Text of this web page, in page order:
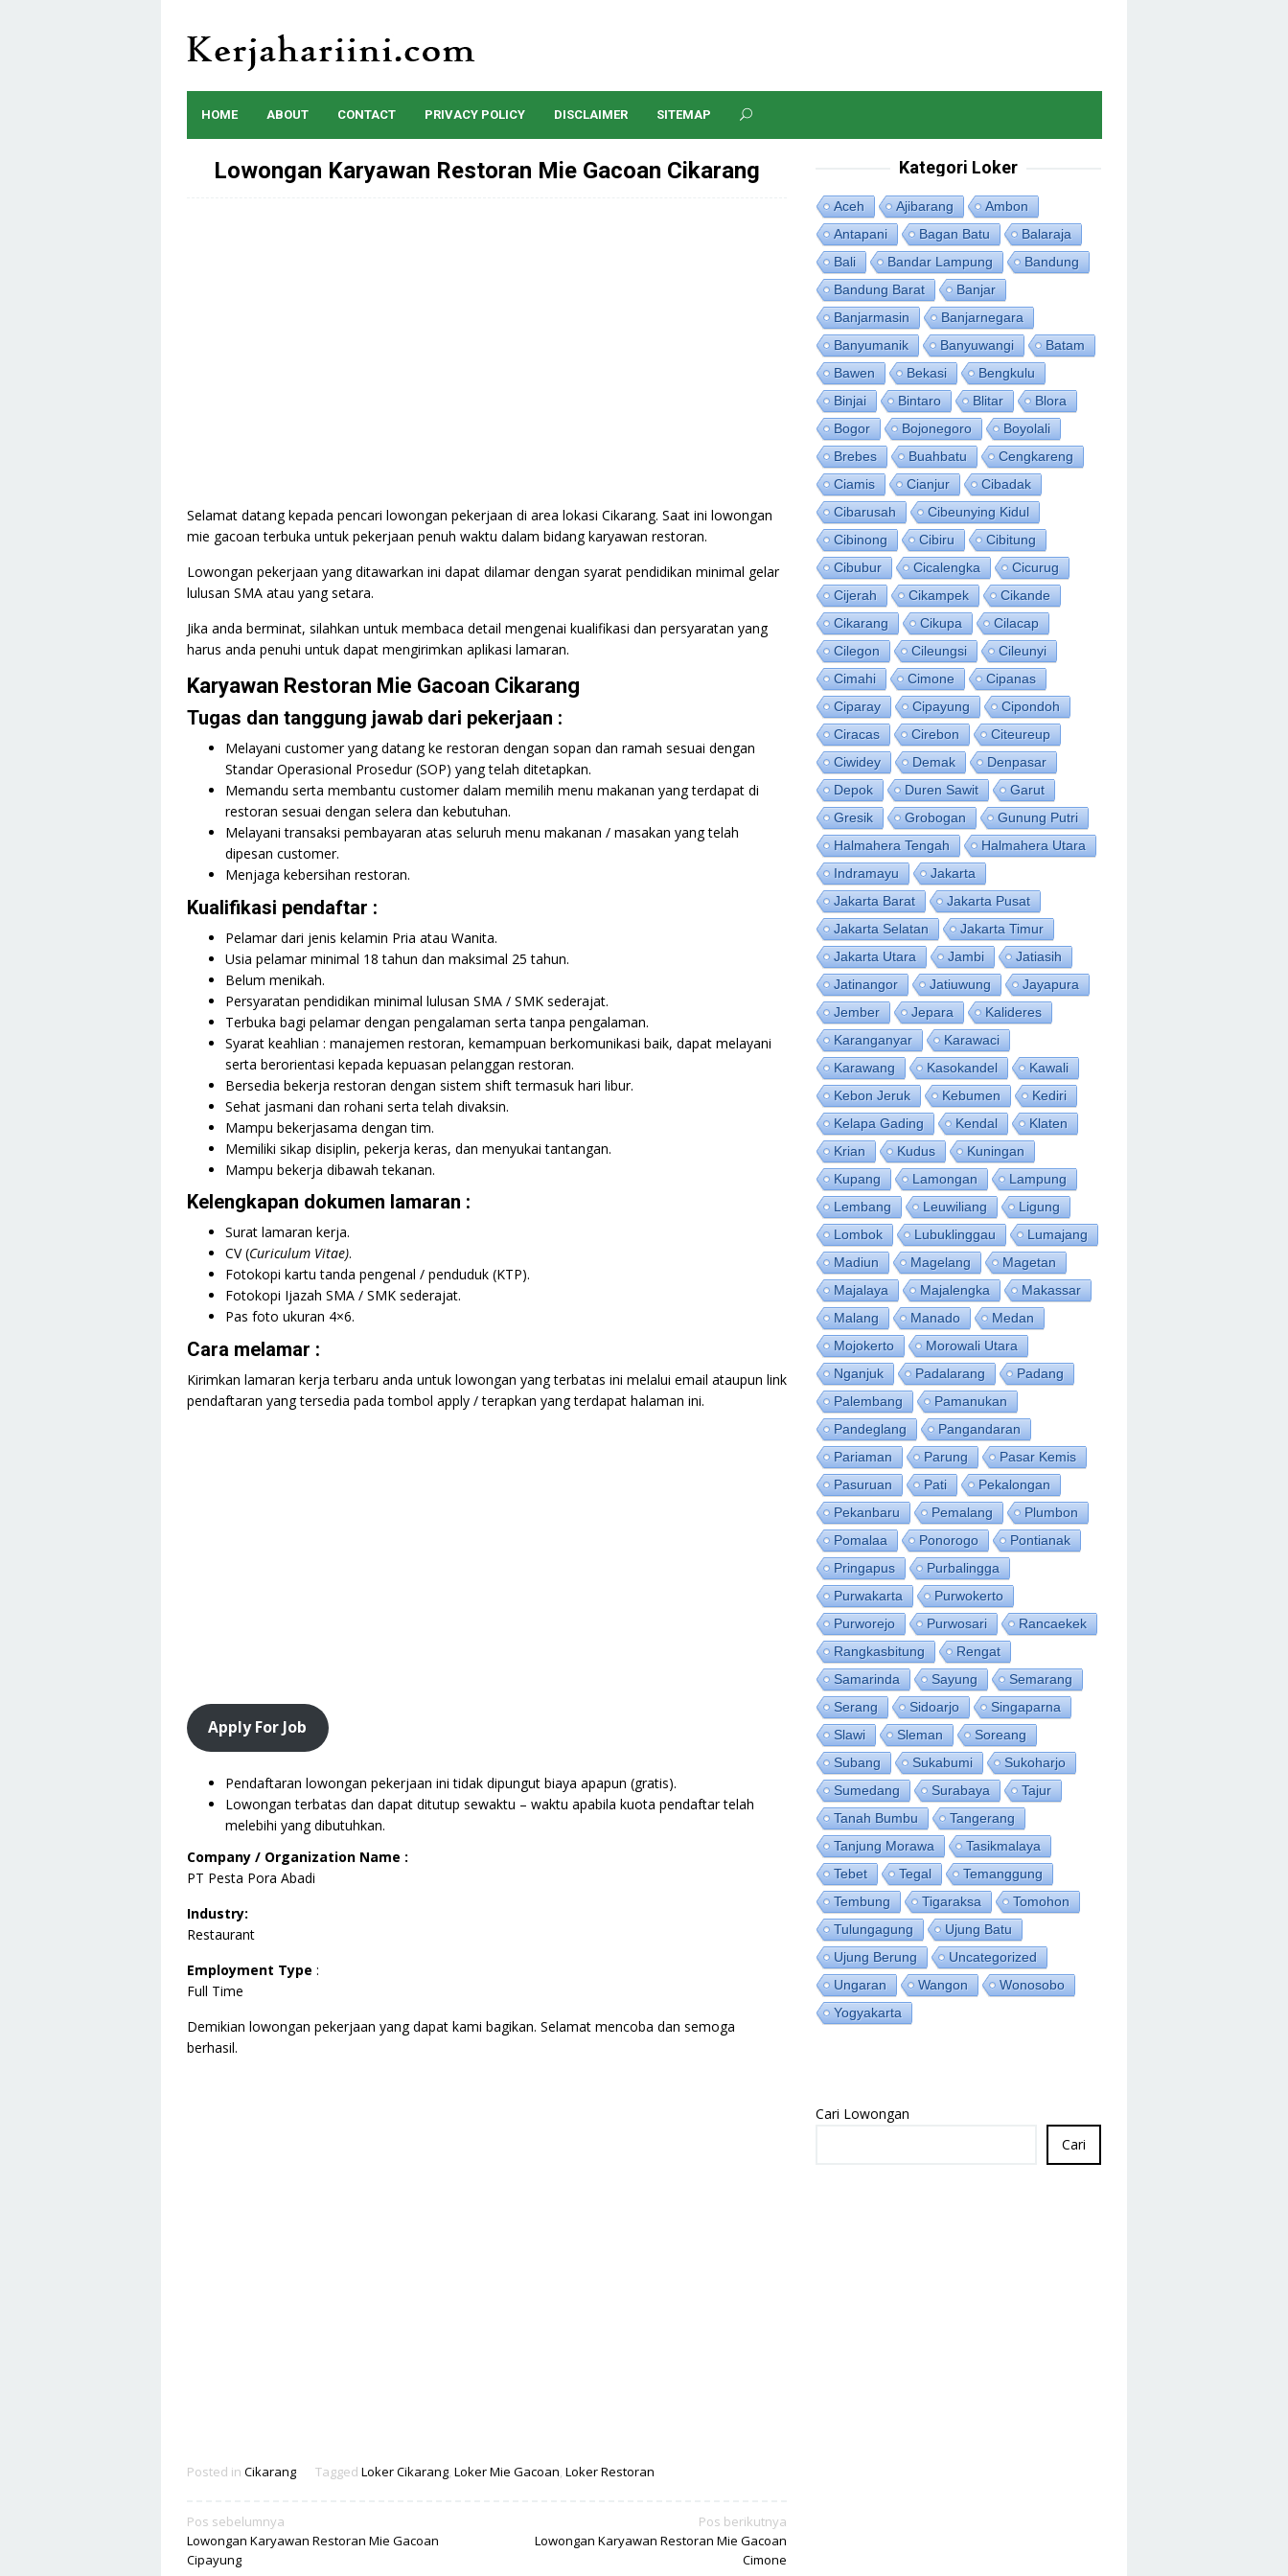
content
HOME ABOUT CONTACT PRIVACY POLICY DISCLAIMER SITEMAP
Lowongan Karyawan Restoran Mie Gacoan Cikarang
Selamat datang kepada pencari lowongan pekerjaan di area lokasi Cikarang. Saat ini lowongan
mie gacoan terbuka untuk pekerjaan penuh waktu dalam bidang karyawan restoran.
Lowongan pekerjaan yang ditawarkan ini dapat dilamar dengan syarat pendidikan minimal gelar
lulusan SMA atau yang setara.
Jika anda berminat, silahkan untuk membaca detail mengenai kualifikasi dan persyaratan yang
harus anda penuhi untuk dapat mengirimkan aplikasi lamaran.
Karyawan Restoran Mie Gacoan Cikarang
Tugas dan tanggung jawab dari pekerjaan :
Melayani customer yang datang ke restoran dengan sopan dan ramah sesuai dengan
Standar Operasional Prosedur (SOP) yang telah ditetapkan.
Memandu serta membantu customer dalam memilih menu makanan yang terdapat di
restoran sesuai dengan selera dan kebutuhan.
Melayani transaksi pembayaran atas seluruh menu makanan / masakan yang telah
dipesan customer.
Menjaga kebersihan restoran.
Kualifikasi pendaftar :
Pelamar dari jenis kelamin Pria atau Wanita.
Usia pelamar minimal 18 tahun dan maksimal 25 tahun.
Belum menikah.
Persyaratan pendidikan minimal lulusan SMA / SMK sederajat.
Terbuka bagi pelamar dengan pengalaman serta tanpa pengalaman.
Syarat keahlian : manajemen restoran, kemampuan berkomunikasi baik, dapat melayani
serta berorientasi kepada kepuasan pelanggan restoran.
Bersedia bekerja restoran dengan sistem shift termasuk hari libur.
Sehat jasmani dan rohani serta telah divaksin.
Mampu bekerjasama dengan tim.
Memiliki sikap disiplin, pekerja keras, dan menyukai tantangan.
Mampu bekerja dibawah tekanan.
Kelengkapan dokumen lamaran :
Surat lamaran kerja.
CV (Curiculum Vitae).
Fotokopi kartu tanda pengenal / penduduk (KTP).
Fotokopi Ijazah SMA / SMK sederajat.
Pas foto ukuran 4×6.
Cara melamar :
Kirimkan lamaran kerja terbaru anda untuk lowongan yang terbatas ini melalui email ataupun link
pendaftaran yang tersedia pada tombol apply / terapkan yang terdapat halaman ini.
Apply For Job
Pendaftaran lowongan pekerjaan ini tidak dipungut biaya apapun (gratis).
Lowongan terbatas dan dapat ditutup sewaktu – waktu apabila kuota pendaftar telah
melebihi yang dibutuhkan.
Company / Organization Name :
PT Pesta Pora Abadi
Industry:
Restaurant
Employment Type :
Full Time
Demikian lowongan pekerjaan yang dapat kami bagikan. Selamat mencoba dan semoga
berhasil.
Posted in Cikarang Tagged Loker Cikarang, Loker Mie Gacoan, Loker Restoran
Navigasi
pos
Pos sebelumnya
Lowongan Karyawan Restoran Mie Gacoan
Cipayung
Pos berikutnya
Lowongan Karyawan Restoran Mie Gacoan
Cimone
Kategori Loker
Aceh Ajibarang
Ambon
Antapani
Bagan Batu
Balaraja
Bali
Bandar Lampung
Bandung
Bandung Barat
Banjar
Banjarmasin
Banjarnegara
Banyumanik
Banyuwangi
Batam
Bawen
Bekasi
Bengkulu
Binjai
Bintaro Blitar
Blora
Bogor
Bojonegoro
Boyolali
Brebes
Buahbatu
Cengkareng
Ciamis
Cianjur
Cibadak
Cibarusah
Cibeunying Kidul
Cibinong
Cibiru
Cibitung
Cibubur
Cicalengka
Cicurug
Cijerah
Cikampek
Cikande
Cikarang
Cikupa
Cilacap
Cilegon
Cileungsi
Cileunyi
Cimahi
Cimone
Cipanas
Ciparay
Cipayung
Cipondoh
Ciracas
Cirebon
Citeureup
Ciwidey
Demak
Denpasar
Depok
Duren Sawit
Garut
Gresik
Grobogan
Gunung Putri
Halmahera Tengah
Halmahera Utara
Indramayu
Jakarta
Jakarta Barat
Jakarta Pusat
Jakarta Selatan
Jakarta Timur
Jakarta Utara
Jambi
Jatiasih
Jatinangor
Jatiuwung
Jayapura
Jember
Jepara
Kalideres
Karanganyar
Karawaci
Karawang
Kasokandel
Kawali
Kebon Jeruk
Kebumen
Kediri
Kelapa Gading
Kendal
Klaten
Krian
Kudus
Kuningan
Kupang
Lamongan
Lampung
Lembang
Leuwiliang
Ligung
Lombok
Lubuklinggau
Lumajang
Madiun
Magelang
Magetan
Majalaya
Majalengka
Makassar
Malang
Manado
Medan
Mojokerto
Morowali Utara
Nganjuk
Padalarang
Padang
Palembang
Pamanukan
Pandeglang
Pangandaran
Pariaman
Parung
Pasar Kemis
Pasuruan
Pati
Pekalongan
Pekanbaru
Pemalang
Plumbon
Pomalaa
Ponorogo
Pontianak
Pringapus
Purbalingga
Purwakarta
Purwokerto
Purworejo
Purwosari
Rancaekek
Rangkasbitung
Rengat
Samarinda
Sayung
Semarang
Serang
Sidoarjo
Singaparna
Slawi
Sleman
Soreang
Subang
Sukabumi
Sukoharjo
Sumedang
Surabaya
Tajur
Tanah Bumbu
Tangerang
Tanjung Morawa
Tasikmalaya
Tebet
Tegal
Temanggung
Tembung
Tigaraksa
Tomohon
Tulungagung
Ujung Batu
Ujung Berung
Uncategorized
Ungaran
Wangon
Wonosobo
Yogyakarta
Cari Lowongan
Cari